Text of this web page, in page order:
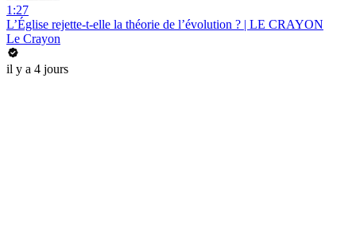
1:27
L’Église rejette-t-elle la théorie de l’évolution ? | LE CRAYON
Le Crayon
il y a 4 jours